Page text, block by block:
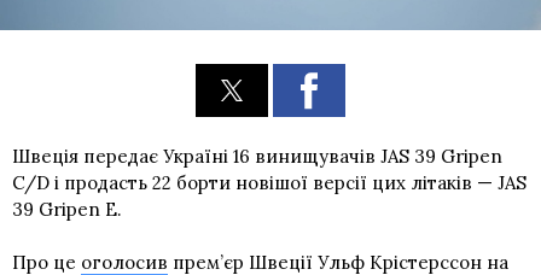
Швеція передає Україні 16 винищувачів JAS 39 Gripen
C/D і продасть 22 борти новішої версії цих літаків — JAS
39 Gripen E.
Про це оголосив прем’єр Швеції Ульф Крістерссон на